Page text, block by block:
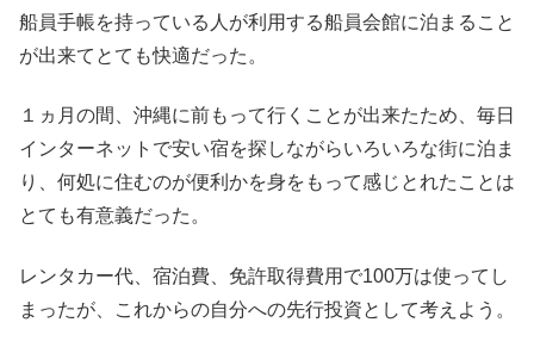
船員手帳を持っている人が利用する船員会館に泊まること
が出来てとても快適だった。
１ヵ月の間、沖縄に前もって行くことが出来たため、毎日
インターネットで安い宿を探しながらいろいろな街に泊ま
り、何処に住むのが便利かを身をもって感じとれたことは
とても有意義だった。
レンタカー代、宿泊費、免許取得費用で100万は使ってし
まったが、これからの自分への先行投資として考えよう。